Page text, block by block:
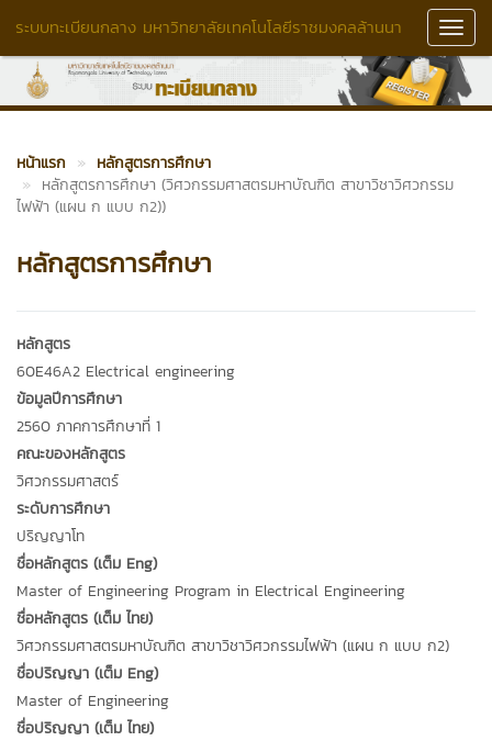
ระบบทะเบียนกลาง มหาวิทยาลัยเทคโนโลยีราชมงคลล้านนา
หน้าแรก
หลักสูตรการศึกษา
หลักสูตรการศึกษา (วิศวกรรมศาสตรมหาบัณฑิต สาขาวิชาวิศวกรรม
ไฟฟ้า (แผน ก แบบ ก2))
หลักสูตรการศึกษา
หลักสูตร
60E46A2 Electrical engineering
ข้อมูลปีการศึกษา
2560 ภาคการศึกษาที่ 1
คณะของหลักสูตร
วิศวกรรมศาสตร์
ระดับการศึกษา
ปริญญาโท
ชื่อหลักสูตร (เต็ม Eng)
Master of Engineering Program in Electrical Engineering
ชื่อหลักสูตร (เต็ม ไทย)
วิศวกรรมศาสตรมหาบัณฑิต สาขาวิชาวิศวกรรมไฟฟ้า (แผน ก แบบ ก2)
ชื่อปริญญา (เต็ม Eng)
Master of Engineering
ชื่อปริญญา (เต็ม ไทย)